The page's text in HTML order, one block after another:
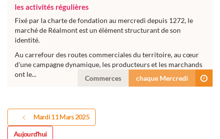
les activités régulières
Fixé par la charte de fondation au mercredi depuis 1272, le
marché de Réalmont est un élément structurant de son
identité.
Au carrefour des routes commerciales du territoire, au cœur
d'une campagne dynamique, les producteurs et les marchands
ont le...
Commerces chaque Mercredi
Mardi 11 Mars 2025
Aujourd'hui